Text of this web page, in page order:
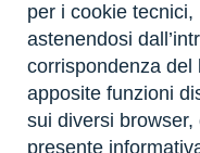
per i cookie tecnici,
astenendosi
corrispondenza del
apposite funzioni
sui diversi
presente